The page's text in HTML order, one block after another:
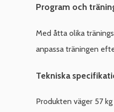
Program och
Med åtta olika
anpassa träningen
Tekniska
Produkten väger 57